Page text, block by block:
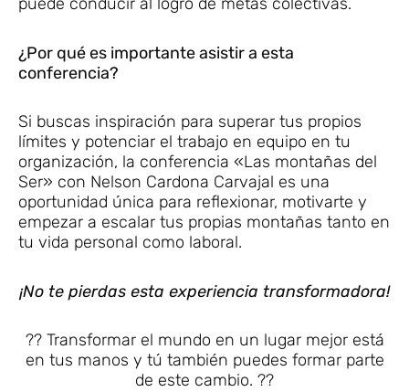
¿Por qué es importante asistir a esta
conferencia?
Si buscas inspiración para superar tus propios
límites y potenciar el trabajo en equipo en tu
organización, la conferencia «Las montañas del
Ser» con Nelson Cardona Carvajal es una
oportunidad única para reflexionar, motivarte y
empezar a escalar tus propias montañas tanto en
tu vida personal como laboral.
¡No te pierdas esta experiencia transformadora!
?? Transformar el mundo en un lugar mejor está
en tus manos y tú también puedes formar parte
de este cambio. ??